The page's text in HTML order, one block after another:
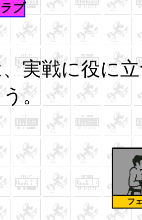
ブ
実戦に役に
。
フ